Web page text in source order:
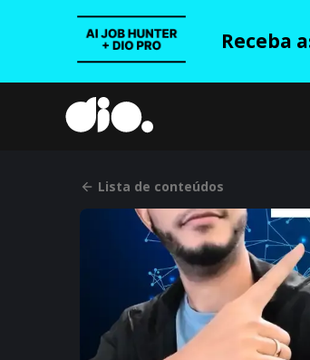
Receba
Lista de conteúdos